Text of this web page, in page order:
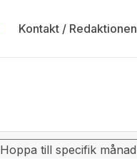
Kontakt / Redaktionen
Hoppa till specifik månad